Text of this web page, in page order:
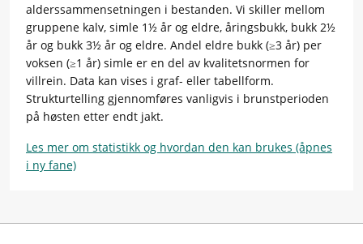
alderssammensetningen i bestanden. Vi skiller mellom
gruppene kalv, simle 1½ år og eldre, åringsbukk, bukk 2½
år og bukk 3½ år og eldre. Andel eldre bukk (≥3 år) per
voksen (≥1 år) simle er en del av kvalitetsnormen for
villrein. Data kan vises i graf- eller tabellform.
Strukturtelling gjennomføres vanligvis i brunstperioden
på høsten etter endt jakt.
Les mer om statistikk og hvordan den kan brukes (åpnes
i ny fane)